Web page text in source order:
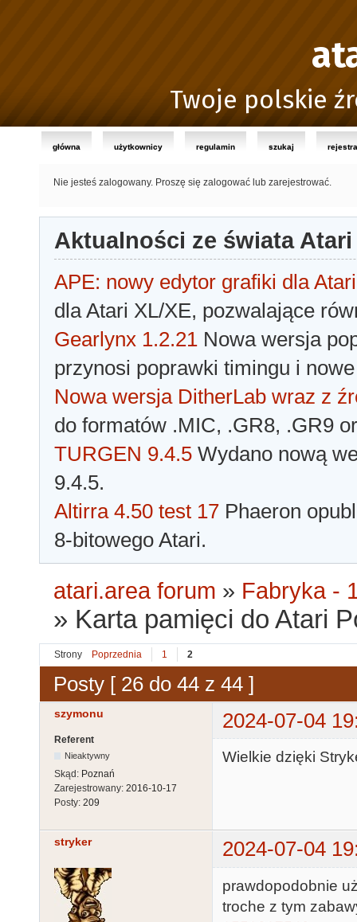
Twoje polskie
główna użytkownicy regulamin szukaj
Nie jesteś zalogowany. Proszę się zalogować lub zarejestrować.
Aktualności ze świata Atari
APE: nowy edytor grafiki dla Atari
dla Atari XL/XE, pozwalające
Gearlynx 1.2.21 Nowa wersja
przynosi poprawki timingu i
Nowa wersja DitherLab wraz z
do formatów .MIC, .GR8, .GR9
TURGEN 9.4.5 Wydano nową
9.4.5.
Altirra 4.50 test 17 Phaeron
8-bitowego Atari.
atari.area forum » Fabryka -
» Karta pamięci do Atari
Strony Poprzednia 1 2
Posty [ 26 do 44 z 44 ]
szymonu 2024-07-04
Referent
Nieaktywny
Skąd: Poznań
Zarejestrowany: 2016-10-17
Posty: 209
Wielkie dzięki
stryker 2024-07-04
prawdopodobnie
troche z tym